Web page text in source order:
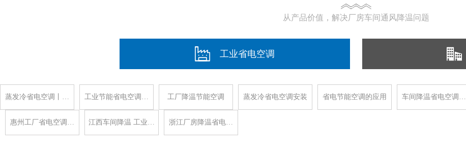
从产品价值，解决厂房车间通风降温问题
工业省电空调
蒸发冷省电空调丨… 工业节能省电空调… 工厂降温节能空调 蒸发冷省电空调安装 省电节能空调的应用 车间降温省电空调…
惠州工厂省电空调… 江西车间降温 工业… 浙江厂房降温省电…